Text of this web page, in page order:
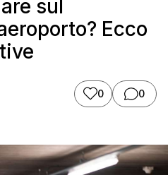
sul
Ecco
0 0